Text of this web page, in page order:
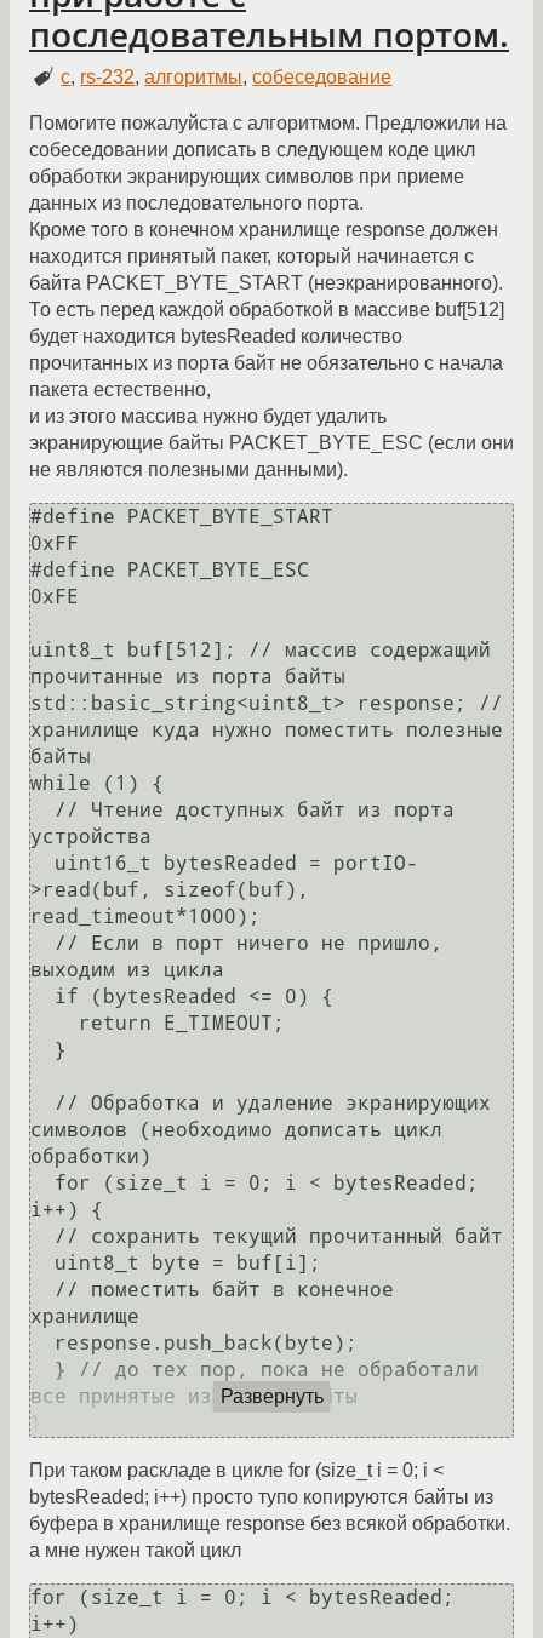
последовательным портом.
c, rs-232,алгоритмы,собеседование
Помогите пожалуйста с алгоритмом. Предложили на
собеседовании дописать в следующем коде цикл
обработки экранирующих символов при приеме
данных из последовательного порта.
Кроме того в конечном хранилище response должен
находится принятый пакет, который начинается с
байта PACKET_BYTE_START (неэкранированного).
То есть перед каждой обработкой в массиве buf[512]
будет находится bytesReaded количество
прочитанных из порта байт не обязательно с начала
пакета естественно,
и из этого массива нужно будет удалить
экранирующие байты PACKET_BYTE_ESC (если они
не являются полезными данными).
#define PACKET_BYTE_START
0xFF
#define PACKET_BYTE_ESC
0xFE
uint8_t buf[512]; // массив содержащий
прочитанные из порта байты
std::basic_string<uint8_t> response; //
хранилище куда нужно поместить полезные
байты
while (1) {
устройства
>read(buf, sizeof(buf),
read_timeout*1000);
выходим из цикла
символов (необходимо дописать цикл
обработки)
i++) {
хранилище
все принятые из порта байты
Развернуть
При таком раскладе в цикле for (size_t i = 0; i <
bytesReaded; i++) просто тупо копируются байты из
буфера в хранилище response без всякой обработки.
а мне нужен такой цикл
for (size_t i = 0; i < bytesReaded;
i++)